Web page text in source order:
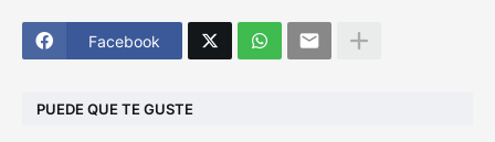
Facebook
PUEDE QUE TE GUSTE